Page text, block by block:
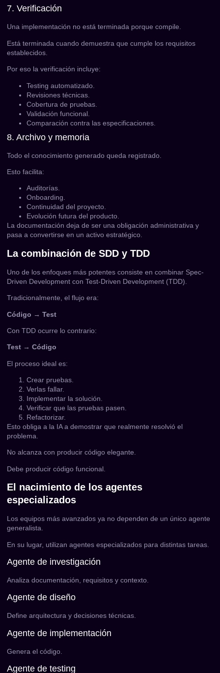
7. Verificación
Una implementación no está terminada porque compile.
Está terminada cuando demuestra que cumple los requisitos
establecidos.
Por eso la verificación incluye:
Testing automatizado.
Revisiones técnicas.
Cobertura de pruebas.
Validación funcional.
Comparación contra las especificaciones.
8. Archivo y memoria
Todo el conocimiento generado queda registrado.
Esto facilita:
Auditorías.
Onboarding.
Continuidad del proyecto.
Evolución futura del producto.
La documentación deja de ser una obligación administrativa y
pasa a convertirse en un activo estratégico.
La combinación de SDD y TDD
Uno de los enfoques más potentes consiste en combinar Spec-
Driven Development con Test-Driven Development (TDD).
Tradicionalmente, el flujo era:
Código → Test
Con TDD ocurre lo contrario:
Test → Código
El proceso ideal es:
Crear pruebas.
Verlas fallar.
Implementar la solución.
Verificar que las pruebas pasen.
Refactorizar.
Esto obliga a la IA a demostrar que realmente resolvió el
problema.
No alcanza con producir código elegante.
Debe producir código funcional.
El nacimiento de los agentes
especializados
Los equipos más avanzados ya no dependen de un único agente
generalista.
En su lugar, utilizan agentes especializados para distintas tareas.
Agente de investigación
Analiza documentación, requisitos y contexto.
Agente de diseño
Define arquitectura y decisiones técnicas.
Agente de implementación
Genera el código.
Agente de testing